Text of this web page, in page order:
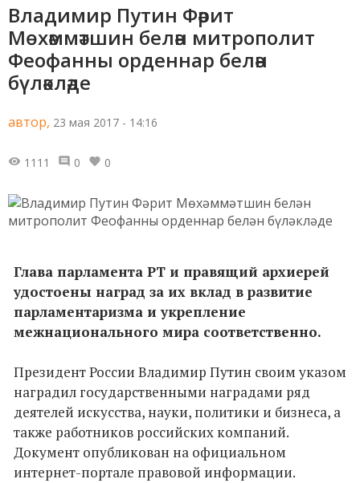
Владимир Путин Фәрит
Мөхәммәтшин белән митрополит
Феофанны орденнар белән
бүләкләде
автор, 23 мая 2017 - 14:16
1111 0 0
Глава парламента РТ и правящий архиерей
удостоены наград за их вклад в развитие
парламентаризма и укрепление
межнационального мира соответственно.
Президент России Владимир Путин своим указом
наградил государственными наградами ряд
деятелей искусства, науки, политики и бизнеса, а
также работников российских компаний.
Документ опубликован на официальном
интернет-портале правовой информации.